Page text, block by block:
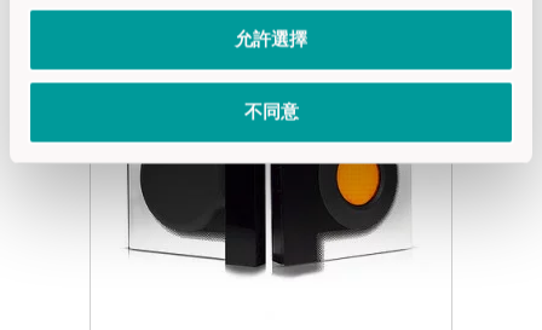
允許選擇
不同意